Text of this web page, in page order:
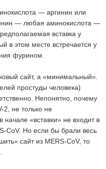
— аргинин или
— любая аминокислота —
вставка у
в этом месте встречается у
фурином.
сайт, а «минимальный».
простуды человека)
Непонятно, почему
2, не только не
«вставки» не входит в
CoV. Но если бы брали весь
сайт из MERS-CoV, то